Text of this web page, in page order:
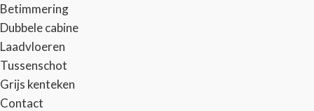
Betimmering
Dubbele cabine
Laadvloeren
Tussenschot
Grijs kenteken
Contact